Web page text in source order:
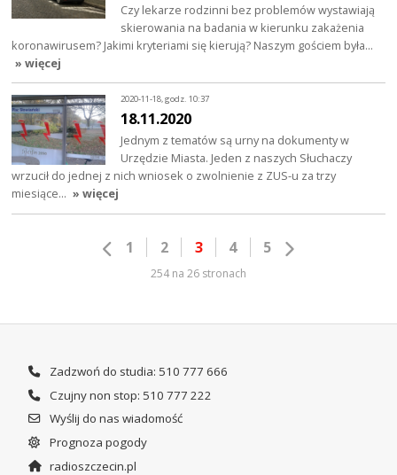
Czy lekarze rodzinni bez problemów wystawiają
skierowania na badania w kierunku zakażenia
koronawirusem? Jakimi kryteriami się kierują? Naszym gościem była…
» więcej
2020-11-18, godz. 10:37
18.11.2020
Jednym z tematów są urny na dokumenty w
Urzędzie Miasta. Jeden z naszych Słuchaczy
wrzucił do jednej z nich wniosek o zwolnienie z ZUS-u za trzy
miesiące… » więcej
1 2 3 4 5
254 na 26 stronach
Zadzwoń do studia: 510 777 666
Czujny non stop: 510 777 222
Wyślij do nas wiadomość
Prognoza pogody
radioszczecin.pl